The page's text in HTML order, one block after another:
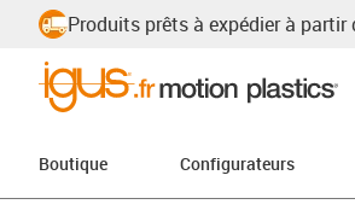
Produits prêts à expédier à partir
Boutique Configurateurs